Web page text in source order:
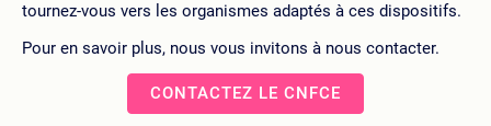
tournez-vous vers les organismes adaptés à ces dispositifs.
Pour en savoir plus, nous vous invitons à nous contacter.
CONTACTEZ LE CNFCE